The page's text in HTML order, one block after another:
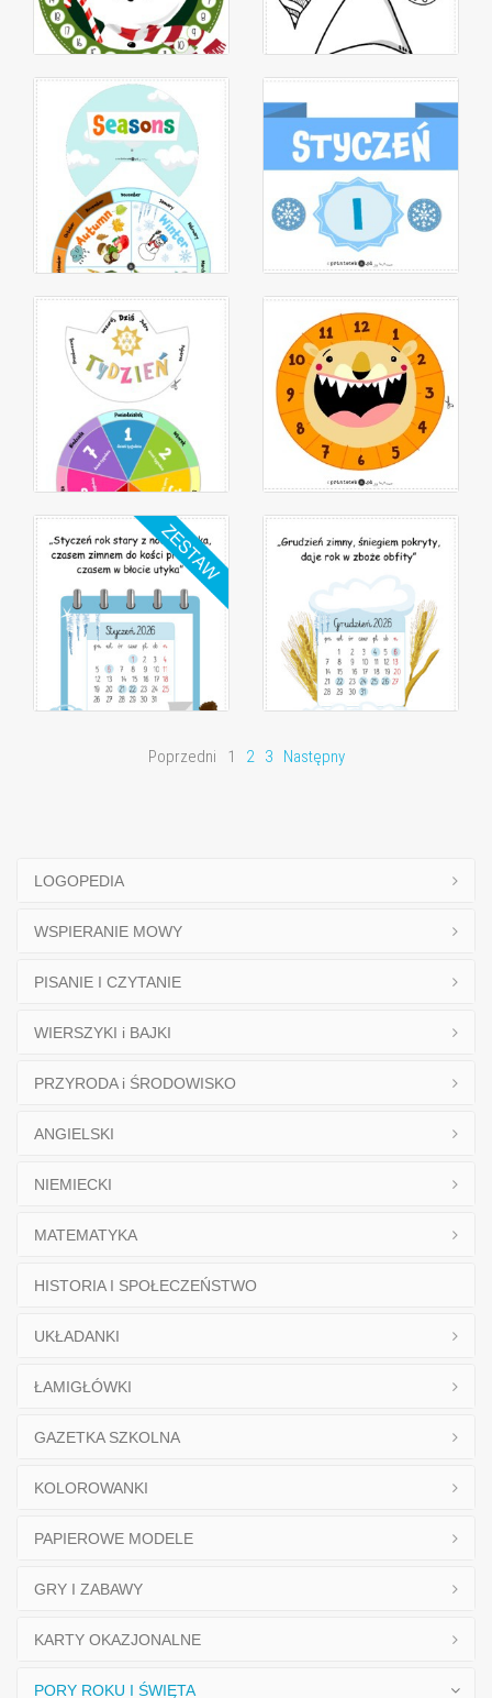
Poprzedni 1 2 3 Następny
LOGOPEDIA
WSPIERANIE MOWY
PISANIE I CZYTANIE
WIERSZYKI i BAJKI
PRZYRODA i ŚRODOWISKO
ANGIELSKI
NIEMIECKI
MATEMATYKA
HISTORIA I SPOŁECZEŃSTWO
UKŁADANKI
ŁAMIGŁÓWKI
GAZETKA SZKOLNA
KOLOROWANKI
PAPIEROWE MODELE
GRY I ZABAWY
KARTY OKAZJONALNE
PORY ROKU I ŚWIĘTA